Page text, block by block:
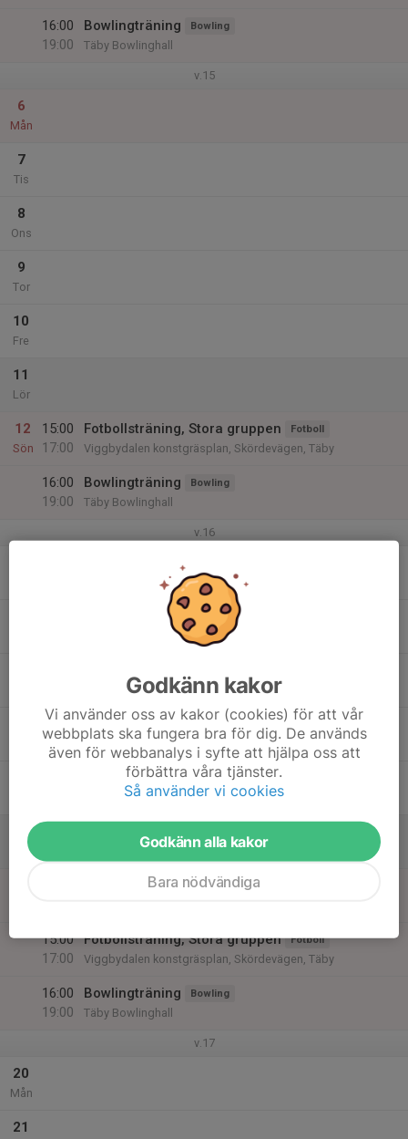
16:00
19:00
Bowlingträning Bowling
Täby Bowlinghall
v.15
6
Mån
7
Tis
8
Ons
9
Tor
10
Fre
11
Lör
12
Sön
15:00
17:00
Fotbollsträning, Stora gruppen Fotboll
Viggbydalen konstgräsplan, Skördevägen, Täby
16:00
19:00
Bowlingträning Bowling
Täby Bowlinghall
v.16
18
Lör
Fotbollsträning, Lilla gruppen
15:00
17:00
Fotbollsträning, Stora gruppen Fotboll
Viggbydalen konstgräsplan, Skördevägen, Täby
16:00
19:00
Bowlingträning Bowling
Täby Bowlinghall
v.17
20
Mån
21
Godkänn kakor
Vi använder oss av kakor (cookies) för att vår
webbplats ska fungera bra för dig. De används
även för webbanalys i syfte att hjälpa oss att
förbättra våra tjänster.
Så använder vi cookies
Godkänn alla kakor
Bara nödvändiga